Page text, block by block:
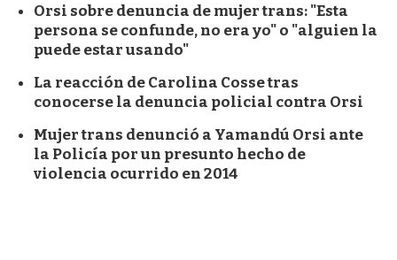
Orsi sobre denuncia de mujer trans: "Esta
persona se confunde, no era yo" o "alguien la
puede estar usando"
La reacción de Carolina Cosse tras
conocerse la denuncia policial contra Orsi
Mujer trans denunció a Yamandú Orsi ante
la Policía por un presunto hecho de
violencia ocurrido en 2014